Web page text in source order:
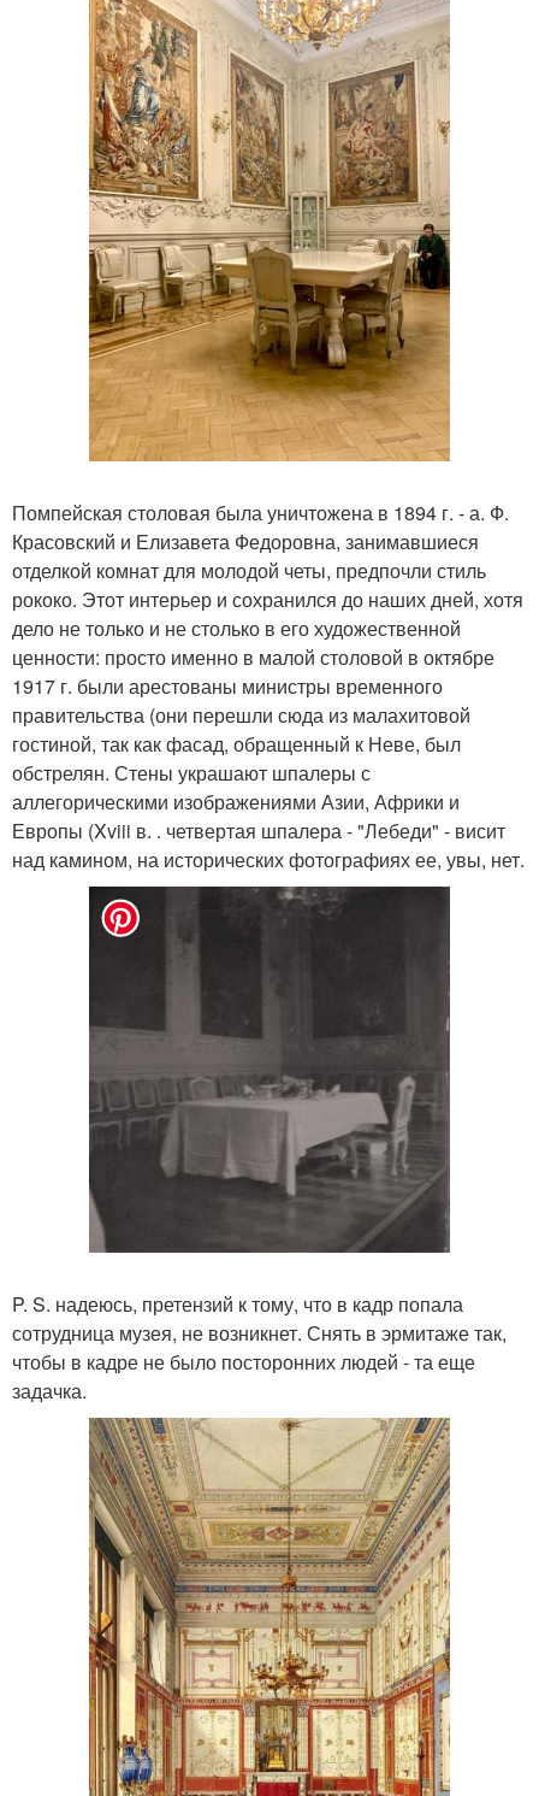
Помпейская столовая была уничтожена в 1894 г. - а. Ф.
Красовский и Елизавета Федоровна, занимавшиеся
отделкой комнат для молодой четы, предпочли стиль
рококо. Этот интерьер и сохранился до наших дней, хотя
дело не только и не столько в его художественной
ценности: просто именно в малой столовой в октябре
1917 г. были арестованы министры временного
правительства (они перешли сюда из малахитовой
гостиной, так как фасад, обращенный к Неве, был
обстрелян. Стены украшают шпалеры с
аллегорическими изображениями Азии, Африки и
Европы (Xviii в. . четвертая шпалера - "Лебеди" - висит
над камином, на исторических фотографиях ее, увы, нет.
P. S. надеюсь, претензий к тому, что в кадр попала
сотрудница музея, не возникнет. Снять в эрмитаже так,
чтобы в кадре не было посторонних людей - та еще
задачка.